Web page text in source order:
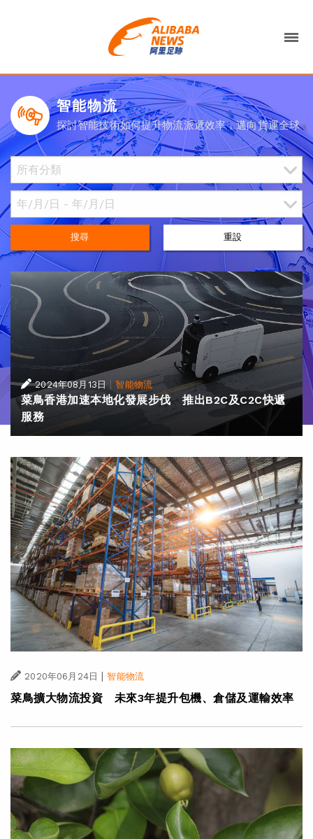
智能物流
探討智能技術如何提升物流派遞效率，邁向貨運全球
搜尋 重設
2024年08月13日 |智能物流
菜鳥香港加速本地化發展步伐 推出B2C及C2C快遞
服務
2020年06月24日 智能物流
菜鳥擴大物流投資 未來3年提升包機、倉儲及運輸效率